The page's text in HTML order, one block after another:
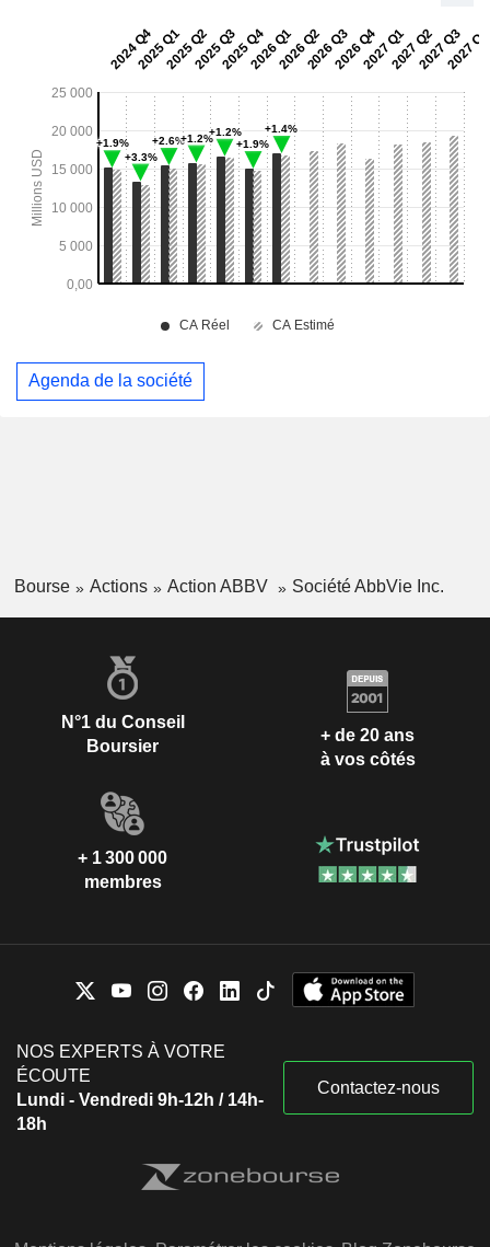
Agenda de la société
Bourse Actions Action ABBV Société AbbVie Inc.
N°1 du Conseil
Boursier
+ de 20 ans
à vos côtés
+ 1 300 000
membres
NOS EXPERTS À VOTRE
ÉCOUTE
Lundi - Vendredi 9h-12h / 14h-
18h
Contactez-nous